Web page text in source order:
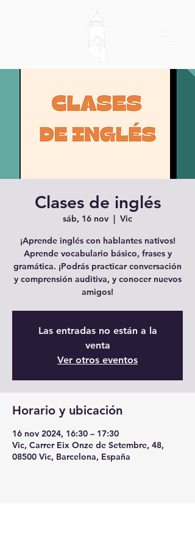
Clases de inglés
sáb, 16 nov
  |
Vic
¡Aprende inglés con hablantes nativos!
Aprende vocabulario básico, frases y
gramática. ¡Podrás practicar conversación
y comprensión auditiva, y conocer nuevos
amigos!
Las entradas no están a la
venta
Ver otros eventos
Horario y ubicación
16 nov 2024, 16:30 – 17:30
Vic, Carrer Eix Onze de Setembre, 48,
08500 Vic, Barcelona, España